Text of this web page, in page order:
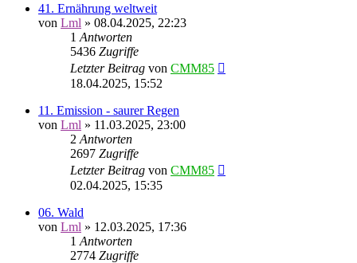
41. Ernährung weltweit
von Lml » 08.04.2025, 22:23
1 Antworten
5436 Zugriffe
Letzter Beitrag von CMM85
18.04.2025, 15:52
11. Emission - saurer Regen
von Lml » 11.03.2025, 23:00
2 Antworten
2697 Zugriffe
Letzter Beitrag von CMM85
02.04.2025, 15:35
06. Wald
von Lml » 12.03.2025, 17:36
1 Antworten
2774 Zugriffe